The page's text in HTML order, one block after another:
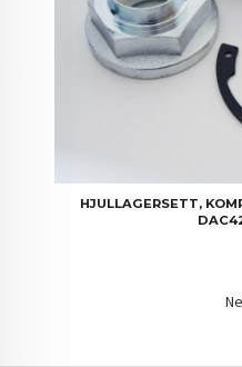
HJULLAGERSETT,